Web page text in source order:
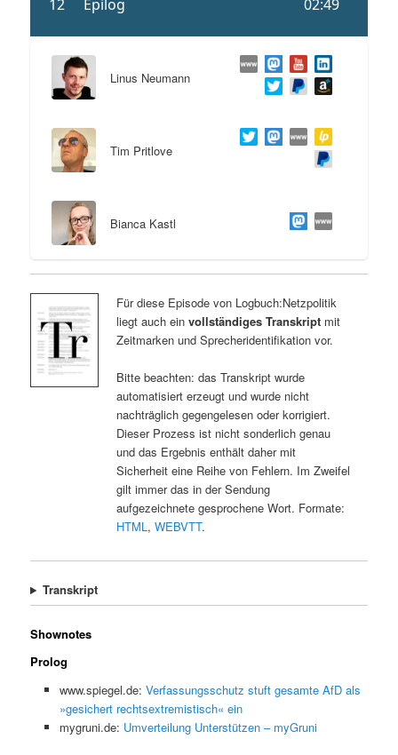
Linus Neumann
Tim Pritlove
Bianca Kastl
Für diese Episode von Logbuch:Netzpolitik
liegt auch ein vollständiges Transkriptmit
Zeitmarken und Sprecheridentifikation vor.
Bitte beachten: das Transkript wurde
automatisiert erzeugt und wurde nicht
nachträglich gegengelesen oder korrigiert.
Dieser Prozess ist nicht sonderlich genau
und das Ergebnis enthält daher mit
Sicherheit eine Reihe von Fehlern. Im Zweifel
gilt immer das in der Sendung
aufgezeichnete gesprochene Wort. Formate:
HTML, WEBVTT.
Transkript
Shownotes
Prolog
www.spiegel.de: Verfassungsschutz stuft gesamte AfD als
»gesichert rechtsextremistisch« ein
mygruni.de: Umverteilung Unterstützen – myGruni